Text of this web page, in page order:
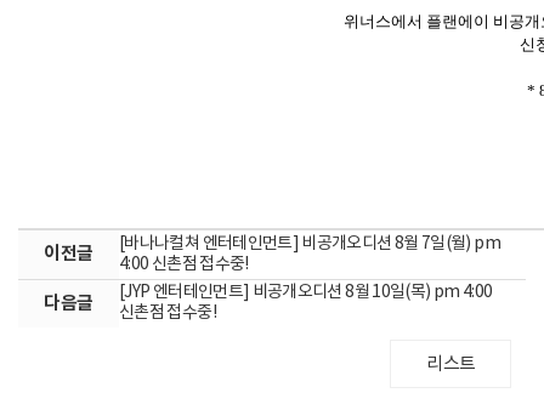
위너스에서 플랜에이 비공
신
*
이전글
[바나나컬쳐 엔터테인먼트] 비공개오디션 8월 7일(월) pm
4:00 신촌점 접수중!
다음글
[JYP 엔터테인먼트] 비공개오디션 8월 10일(목) pm 4:00
신촌점 접수중!
리스트